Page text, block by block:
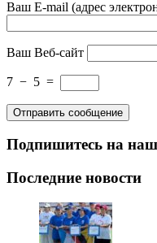
Ваш E-mail (адрес
Ваш Веб-сайт
7 − 5 =
Подпишитесь на
Последние новости